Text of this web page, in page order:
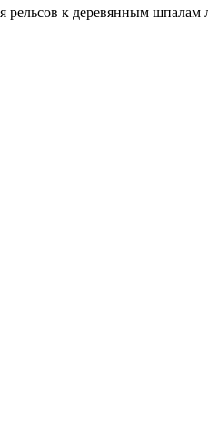
к деревянным шпалам